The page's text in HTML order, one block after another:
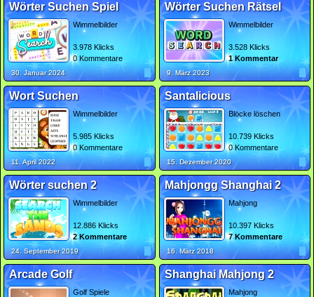
Wörter Suchen Spiel
Wimmelbilder
3.978 Klicks
0 Kommentare
30. Januar 2024
Wörter Suchen Rätsel
Wimmelbilder
3.528 Klicks
1 Kommentar
9. März 2023
Wort Suchen
Wimmelbilder
5.985 Klicks
0 Kommentare
11. April 2022
Santalicious
Blöcke löschen
10.739 Klicks
0 Kommentare
15. Dezember 2020
Wörter suchen 2
Wimmelbilder
12.886 Klicks
2 Kommentare
24. September 2019
Mahjongg Shanghai 2
Mahjong
10.397 Klicks
7 Kommentare
16. März 2018
Arcade Golf
Golf Spiele
Shanghai Mahjong 2
Mahjong